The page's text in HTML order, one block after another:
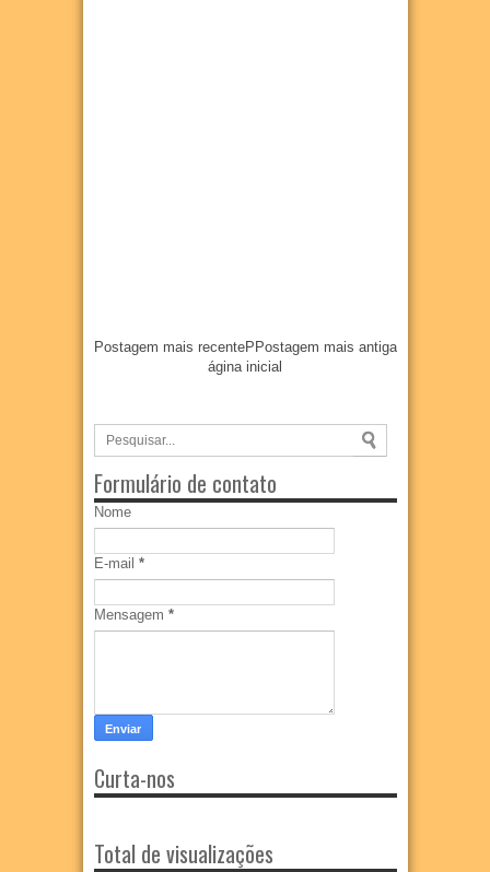
Postagem mais recente Postagem mais antiga
P
ágina inicial
Formulário de contato
Nome
E-mail *
Mensagem *
Curta-nos
Total de visualizações